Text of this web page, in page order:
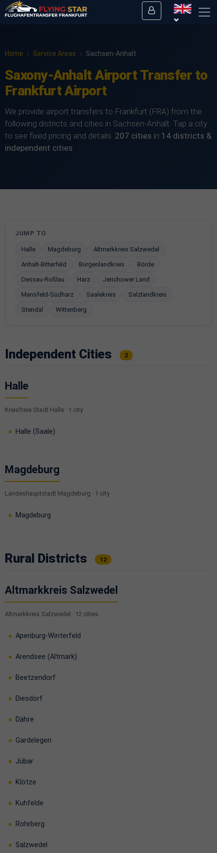
Home › Service Areas › Sachsen-Anhalt
Saxony-Anhalt Airport Transfer to
Frankfurt Airport
We provide airport transfers to Frankfurt (FRA) from the
following districts and cities in Sachsen-Anhalt. Tap a city
to see fixed pricing and details. 207 cities in 14 districts &
independent cities.
JUMP TO
Halle Magdeburg Altmarkkreis Salzwedel
Anhalt-Bitterfeld Burgenlandkreis Börde
Dessau-Roßlau Harz Jerichower Land
Mansfeld-Südharz Saalekreis Salzlandkreis
Stendal Wittenberg
Independent Cities 2
Halle
Kreisfreie Stadt Halle · 1 city
Halle (Saale)
Magdeburg
Landeshauptstadt Magdeburg · 1 city
Magdeburg
Rural Districts 12
Altmarkkreis Salzwedel
Altmarkkreis Salzwedel · 12 cities
Apenburg-Winterfeld
Arendsee (Altmark)
Beetzendorf
Diesdorf
Dähre
Gardelegen
Jübar
Klötze
Kuhfelde
Rohrberg
Salzwedel